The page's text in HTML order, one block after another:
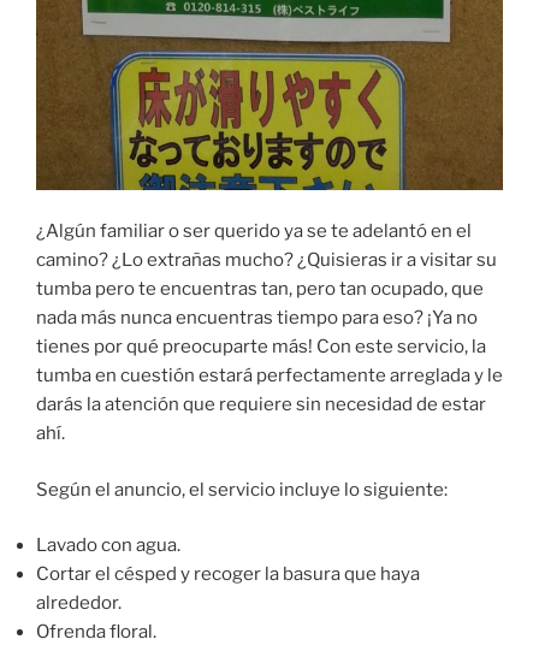
¿Algún familiar o ser querido ya se te adelantó en el
camino? ¿Lo extrañas mucho? ¿Quisieras ir a visitar su
tumba pero te encuentras tan, pero tan ocupado, que
nada más nunca encuentras tiempo para eso? ¡Ya no
tienes por qué preocuparte más! Con este servicio, la
tumba en cuestión estará perfectamente arreglada y le
darás la atención que requiere sin necesidad de estar
ahí.
Según el anuncio, el servicio incluye lo siguiente:
Lavado con agua.
Cortar el césped y recoger la basura que haya
alrededor.
Ofrenda floral.